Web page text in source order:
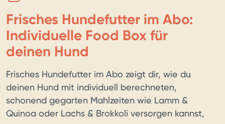
Frisches Hundefutter im Abo:
Individuelle Food Box für
deinen Hund
Frisches Hundefutter im Abo zeigt dir, wie du
deinen Hund mit individuell berechneten,
schonend gegarten Mahlzeiten wie Lamm &
Quinoa oder Lachs & Brokkoli versorgen kannst,